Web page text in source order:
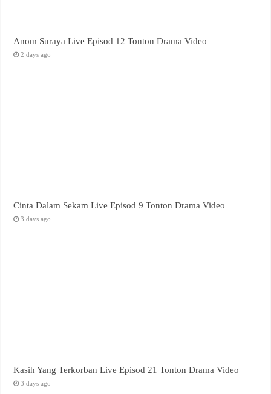
Anom Suraya Live Episod 12 Tonton Drama Video
2 days ago
Cinta Dalam Sekam Live Episod 9 Tonton Drama Video
3 days ago
Kasih Yang Terkorban Live Episod 21 Tonton Drama Video
3 days ago